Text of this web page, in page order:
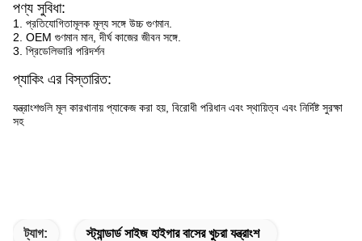
পণ্য সুবিধা:
1. প্রতিযোগিতামূলক মূল্য সঙ্গে উচ্চ গুণমান.
2. OEM গুণমান মান, দীর্ঘ কাজের জীবন সঙ্গে.
3. প্রিডেলিভারি পরিদর্শন
প্যাকিং এর বিস্তারিত:
যন্ত্রাংশগুলি মূল কারখানায় প্যাকেজ করা হয়, বিরোধী পরিধান এবং স্থায়িত্ব এবং নির্দিষ্ট সুরক্ষা
সহ
ট্যাগ: স্ট্যান্ডার্ড সাইজ হাইগার বাসের খুচরা যন্ত্রাংশ